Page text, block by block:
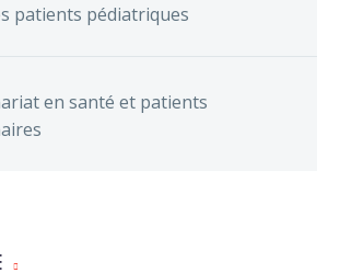
patients pédiatriques
en santé et patients